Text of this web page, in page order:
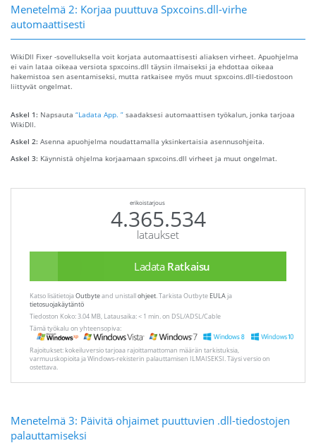
Menetelmä 2: Korjaa puuttuva Spxcoins.dll-virhe
automaattisesti
WikiDll Fixer -sovelluksella voit korjata automaattisesti aliaksen virheet. Apuohjelma
ei vain lataa oikeaa versiota spxcoins.dll täysin ilmaiseksi ja ehdottaa oikeaa
hakemistoa sen asentamiseksi, mutta ratkaisee myös muut spxcoins.dll-tiedostoon
liittyvät ongelmat.
Askel 1: Napsauta “Ladata App. ” saadaksesi automaattisen työkalun, jonka tarjoaa
WikiDll.
Askel 2: Asenna apuohjelma noudattamalla yksinkertaisia ​​asennusohjeita.
Askel 3: Käynnistä ohjelma korjaamaan spxcoins.dll virheet ja muut ongelmat.
erikoistarjous
4.365.534
lataukset
Ladata Ratkaisu
Katso lisätietojaOutbyteand unistallohjeet. Tarkista Outbyte EULAja
tietosuojakäytäntö
Tiedoston Koko: 3.04 MB, Latausaika: < 1 min. on DSL/ADSL/Cable
Tämä työkalu on yhteensopiva:
Rajoitukset: kokeiluversio tarjoaa rajoittamattoman määrän tarkistuksia,
varmuuskopioita ja Windows-rekisterin palauttamisen ILMAISEKSI. Täysi versio on
ostettava.
Menetelmä 3: Päivitä ohjaimet puuttuvien .dll-tiedostojen
palauttamiseksi